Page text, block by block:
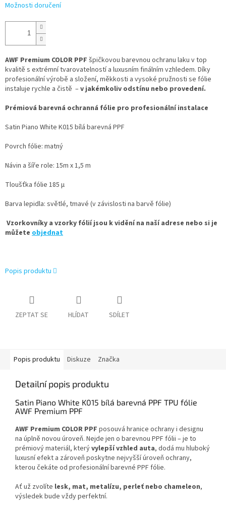
Možnosti doručení
AWF Premium COLOR PPF špičkovou barevnou ochranu laku v top
kvalitě s extrémní tvarovatelností a luxusním finálním vzhledem. Díky
profesionální výrobě a složení, měkkosti a vysoké pružnosti se fólie
instaluje rychle a čistě –v jakémkoliv odstínu nebo provedení.
Prémiová barevná ochranná fólie pro profesionální instalace
Satin Piano White K015 bílá barevná PPF
Povrch fólie: matný
Návin a šíře role: 15m x 1,5 m
Tloušťka fólie 185 µ
Barva lepidla: světlé, tmavé (v závislosti na barvě fólie)
Vzorkovníky a vzorky fólií jsou k vidění na naší adrese nebo si je
můžete objednat
Popis produktu
ZEPTAT SE HLÍDAT SDÍLET
Popis produktu Diskuze Značka
Detailní popis produktu
Satin Piano White K015 bílá barevná PPF TPU fólie
AWF Premium PPF
AWF Premium COLOR PPF posouvá hranice ochrany i designu
na úplně novou úroveň. Nejde jen o barevnou PPF fólii – je to
prémiový materiál, kterývylepší vzhled auta, dodá mu hluboký
luxusní efekt a zároveň poskytne nejvyšší úroveň ochrany,
kterou čekáte od profesionální barevné PPF fólie.
Ať už zvolíte lesk, mat, metalízu, perleť nebo chameleon,
výsledek bude vždy perfektní.